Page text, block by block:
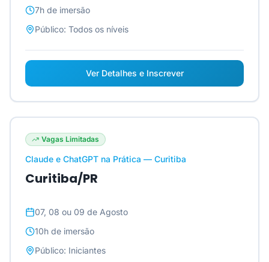
7h de imersão
Público: Todos os níveis
Ver Detalhes e Inscrever
Vagas Limitadas
Claude e ChatGPT na Prática — Curitiba
Curitiba/PR
07, 08 ou 09 de Agosto
10h de imersão
Público: Iniciantes